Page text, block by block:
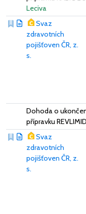
Leciva
Svaz
zdravotních
pojišťoven ČR, z.
s.
Dohoda o
přípravku REVLIMID
Svaz
zdravotních
pojišťoven ČR, z.
s.